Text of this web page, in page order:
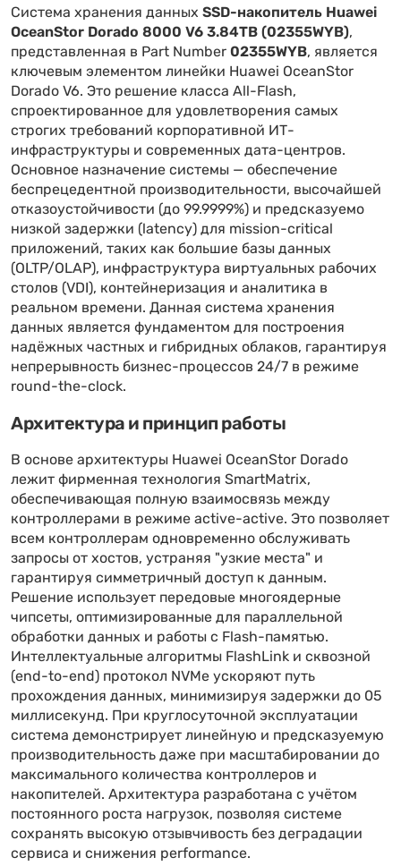
Система хранения данных SSD-накопитель Huawei
OceanStor Dorado 8000 V6 3.84TB (02355WYB),
представленная в Part Number02355WYB, является
ключевым элементом линейки Huawei OceanStor
Dorado V6. Это решение класса All-Flash,
спроектированное для удовлетворения самых
строгих требований корпоративной ИТ-
инфраструктуры и современных дата-центров.
Основное назначение системы — обеспечение
беспрецедентной производительности, высочайшей
отказоустойчивости (до 99.9999%) и предсказуемо
низкой задержки (latency) для mission-critical
приложений, таких как большие базы данных
(OLTP/OLAP), инфраструктура виртуальных рабочих
столов (VDI), контейнеризация и аналитика в
реальном времени. Данная система хранения
данных является фундаментом для построения
надёжных частных и гибридных облаков, гарантируя
непрерывность бизнес-процессов 24/7 в режиме
round-the-clock.
Архитектура и принцип работы
В основе архитектуры Huawei OceanStor Dorado
лежит фирменная технология SmartMatrix,
обеспечивающая полную взаимосвязь между
контроллерами в режиме active-active. Это позволяет
всем контроллерам одновременно обслуживать
запросы от хостов, устраняя "узкие места" и
гарантируя симметричный доступ к данным.
Решение использует передовые многоядерные
чипсеты, оптимизированные для параллельной
обработки данных и работы с Flash-памятью.
Интеллектуальные алгоритмы FlashLink и сквозной
(end-to-end) протокол NVMe ускоряют путь
прохождения данных, минимизируя задержки до 05
миллисекунд. При круглосуточной эксплуатации
система демонстрирует линейную и предсказуемую
производительность даже при масштабировании до
максимального количества контроллеров и
накопителей. Архитектура разработана с учётом
постоянного роста нагрузок, позволяя системе
сохранять высокую отзывчивость без деградации
сервиса и снижения performance.